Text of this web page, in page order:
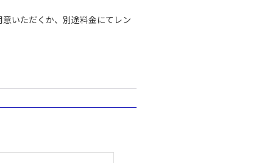
いただくか、別途料金にてレン